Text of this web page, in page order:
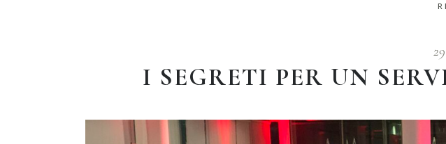
I SEGRETI PER UN